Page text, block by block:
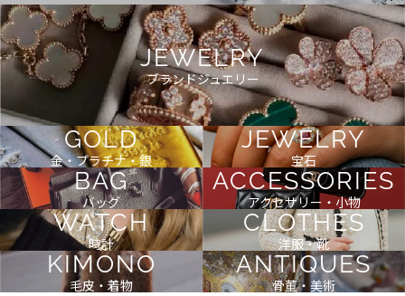
JEWELRY
ブランドジュエリー
GOLD
金・プラチナ・銀
JEWELRY
宝石
BAG
バッグ
ACCESSORIES
アクセサリー・小物
WATCH
時計
CLOTHES
洋服・靴
KIMONO
毛皮・着物
ANTIQUES
骨董・美術